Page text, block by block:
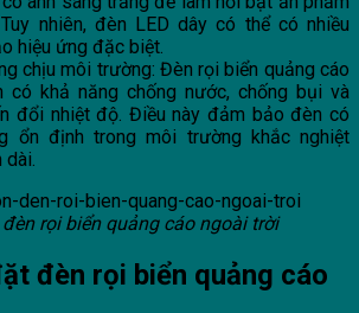
nhiên, đèn LED dây có thể có nhiều
hiệu ứng đặc biệt.
chịu môi trường: Đèn rọi biển quảng cáo
có khả năng chống nước, chống bụi và
đổi nhiệt độ. Điều này đảm bảo đèn có
ổn định trong môi trường khắc nghiệt
rọi biển quảng cáo ngoài trời
đèn rọi biển quảng cáo